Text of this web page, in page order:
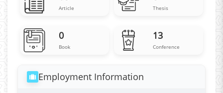
Thesis
Article
13
Conference
0
Book
Employment Information